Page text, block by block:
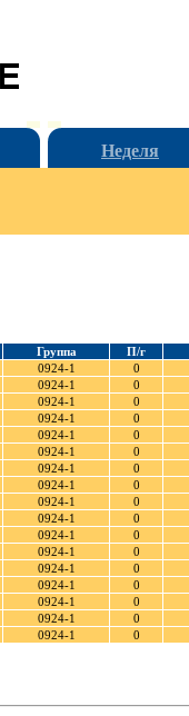
Неделя
Группа
П/г
0924-1
0
0924-1
0
0924-1
0
0924-1
0
0924-1
0
0924-1
0
0924-1
0
0924-1
0
0924-1
0
0924-1
0
0924-1
0
0924-1
0
0924-1
0
0924-1
0
0924-1
0
0924-1
0
0924-1 0